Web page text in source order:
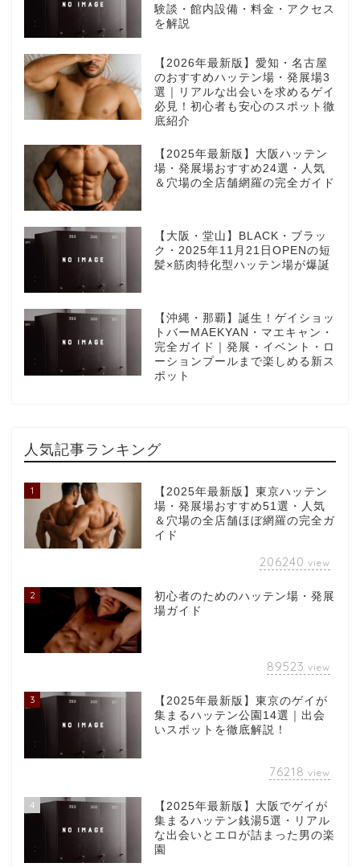
験談・館内設備・料金・アクセス
を解説
【2026年最新版】愛知・名古屋
のおすすめハッテン場・発展場3
選｜リアルな出会いを求めるゲイ
必見！初心者も安心のスポット徹
底紹介
【2025年最新版】大阪ハッテン
場・発展場おすすめ24選・人気
＆穴場の全店舗網羅の完全ガイド
【大阪・堂山】BLACK・ブラッ
ク・2025年11月21日OPENの短
髪×筋肉特化型ハッテン場が爆誕
【沖縄・那覇】誕生！ゲイショッ
トバーMAEKYAN・マエキャン・
完全ガイド｜発展・イベント・ロ
ーションプールまで楽しめる新ス
ポット
人気記事ランキング
1
【2025年最新版】東京ハッテン
場・発展場おすすめ51選・人気
＆穴場の全店舗ほぼ網羅の完全ガ
イド
206240 view
2
初心者のためのハッテン場・発展
場ガイド
89523 view
3
【2025年最新版】東京のゲイが
集まるハッテン公園14選｜出会
いスポットを徹底解説！
76218 view
4
【2025年最新版】大阪でゲイが
集まるハッテン銭湯5選・リアル
な出会いとエロが詰まった男の楽
園